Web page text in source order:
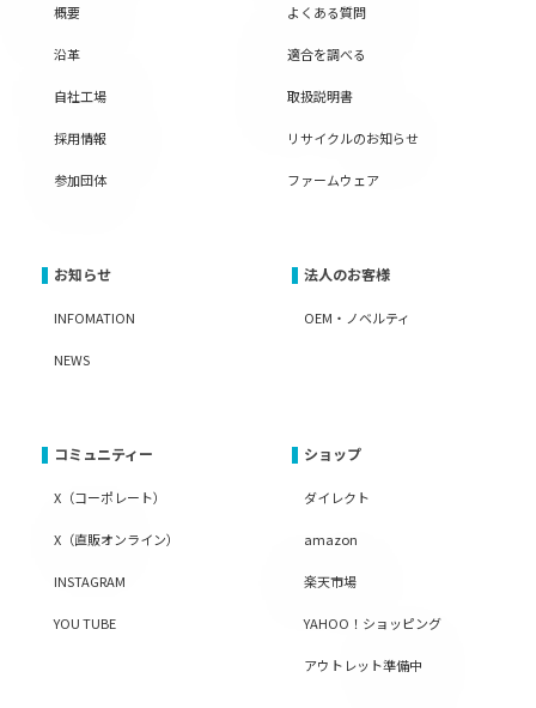
概要
沿革
自社工場
採用情報
参加団体
よくある質問
適合を調べる
取扱説明書
リサイクルのお知らせ
ファームウェア
お知らせ
INFOMATION
NEWS
法人のお客様
OEM・ノベルティ
コミュニティー
X（コーポレート）
X（直販オンライン）
INSTAGRAM
YOU TUBE
ショップ
ダイレクト
amazon
楽天市場
YAHOO！ショッピング
アウトレット準備中